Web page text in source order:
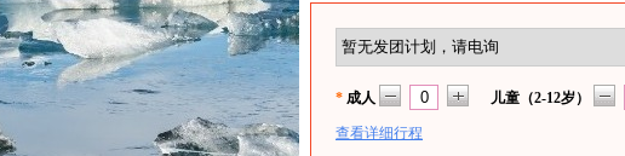
* 成人 儿童（2-12岁）
查看详细行程